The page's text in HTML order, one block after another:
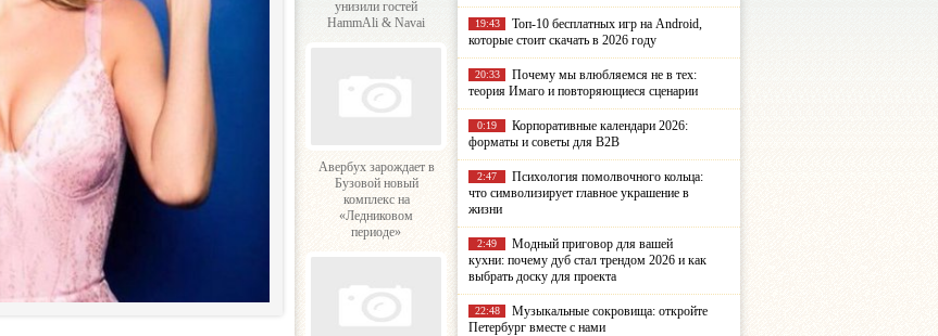
унизили гостей
HammAli & Navai
Авербух зарождает в
Бузовой новый
комплекс на
«Ледниковом
периоде»
19:43
Топ-10 бесплатных игр на Android,
которые стоит скачать в 2026 году
20:33
Почему мы влюбляемся не в тех:
теория Имаго и повторяющиеся сценарии
0:19
Корпоративные календари 2026:
форматы и советы для B2B
2:47
Психология помолвочного кольца:
что символизирует главное украшение в
жизни
2:49
Модный приговор для вашей
кухни: почему дуб стал трендом 2026 и как
выбрать доску для проекта
22:48
Музыкальные сокровища: откройте
Петербург вместе с нами